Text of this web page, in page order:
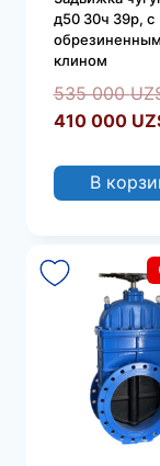
д50 30ч 39р, с
обрезиненным
клином
535 000
410 000
В